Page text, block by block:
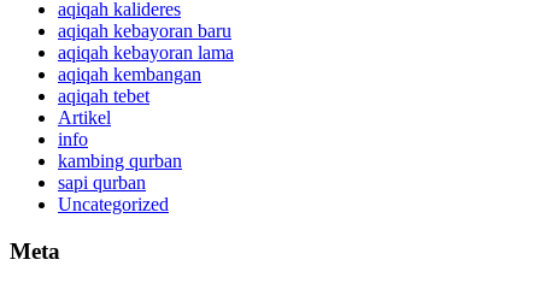
aqiqah kalideres
aqiqah kebayoran baru
aqiqah kebayoran lama
aqiqah kembangan
aqiqah tebet
Artikel
info
kambing qurban
sapi qurban
Uncategorized
Meta